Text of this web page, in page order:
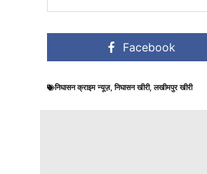
Facebook
निघासन क्राइम न्यूज़,निघासन खीरी,लखीमपुर खीरी